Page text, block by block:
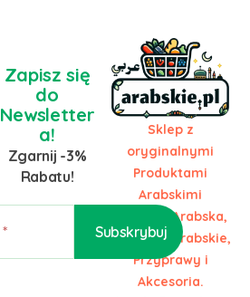
Sklep z
oryginalnymi
Produktami
Arabskimi
Żywność Arabska,
Słodycze Arabskie,
Przyprawy i
Akcesoria.
Zapisz się
do
Newsletter
a!
Zgarnij -3%
Rabatu!